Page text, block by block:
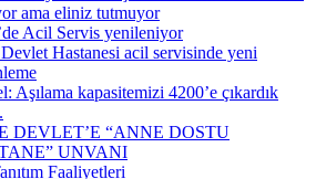
ama eliniz tutmuyor
Acil Servis yenileniyor
Hastanesi acil servisinde yeni
Aşılama kapasitemizi 4200’e çıkardık
DEVLET’E “ANNE DOSTU
UNVANI
Faaliyetleri